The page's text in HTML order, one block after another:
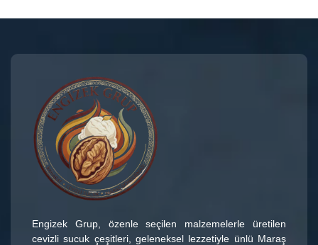
Engizek Grup, özenle seçilen malzemelerle üretilen
cevizli sucuk çeşitleri, geleneksel lezzetiyle ünlü Maraş